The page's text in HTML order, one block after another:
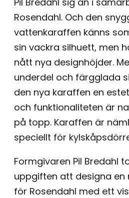
Rosendahl. Och den
vattenkaraffen känns
sin vackra silhuett, men
nått nya designhöjder.
underdel och färgglada
den nya karaffen en
och funktionaliteten är
på topp. Karaffen är
speciellt för
Formgivaren Pil Bredahl
uppgiften att designa en
för Rosendahl med ett